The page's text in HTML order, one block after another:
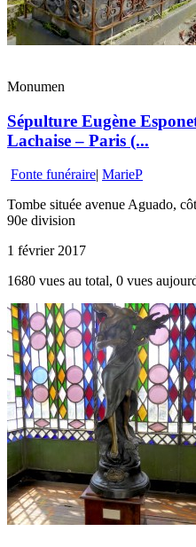
Monumen
Sépulture Eugène
Lachaise – Paris (...
Fonte funéraire| MarieP
Tombe située avenue Aguado,
90e division
1 février 2017
1680 vues au total, 0 vues